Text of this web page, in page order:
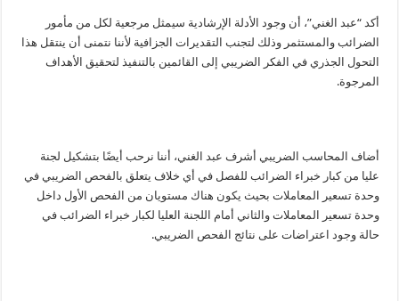
أكد “عبد الغني”، أن وجود الأدلة الإرشادية سيمثل مرجعية لكل من مأمور
الضرائب والمستثمر وذلك لتجنب التقديرات الجزافية لأننا نتمنى أن ينتقل هذا
التحول الجذري في الفكر الضريبي إلى القائمين بالتنفيذ لتحقيق الأهداف
المرجوة.
أضاف المحاسب الضريبي أشرف عبد الغني، أننا نرحب أيضًا بتشكيل لجنة
عليا من كبار خبراء الضرائب للفصل في أي خلاف يتعلق بالفحص الضريبي في
وحدة تسعير المعاملات بحيث يكون هناك مستويان من الفحص الأول داخل
وحدة تسعير المعاملات والثاني أمام اللجنة العليا لكبار خبراء الضرائب في
حالة وجود اعتراضات على نتائج الفحص الضريبي.